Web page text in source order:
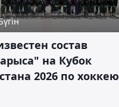
состав
на Кубок
2026 по хоккею